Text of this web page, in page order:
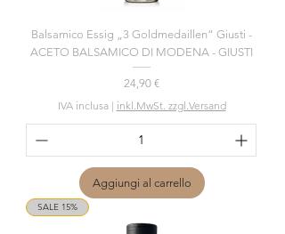
Balsamico Essig „3 Goldmedaillen“ Giusti -
ACETO BALSAMICO DI MODENA - GIUSTI
Prezzo
24,90 €
IVA inclusa| inkl.MwSt. zzgl.Versand
Aggiungi al carrello
SALE 15%